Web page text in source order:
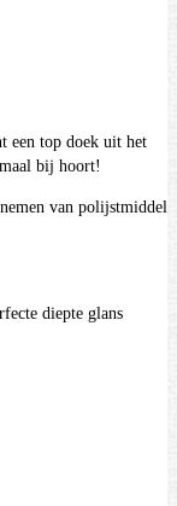
een top doek uit het
bij hoort!
van polijstmiddel
diepte glans